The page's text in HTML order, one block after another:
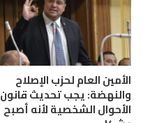
الأمين العام لحزب الإصلاح
والنهضة: يجب تحديث قانون
الأحوال الشخصية لأنه أصبح